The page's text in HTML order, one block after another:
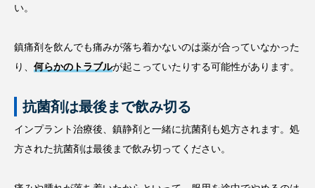
い。
鎮痛剤を飲んでも痛みが落ち着かないのは薬が合っていなかった
り、 何らかのトラブルが起こっていたりする可能性があります。
抗菌剤は最後まで飲み切る
インプラント治療後、鎮静剤と一緒に抗菌剤も処方されます。処
方された抗菌剤は最後まで飲み切ってください。